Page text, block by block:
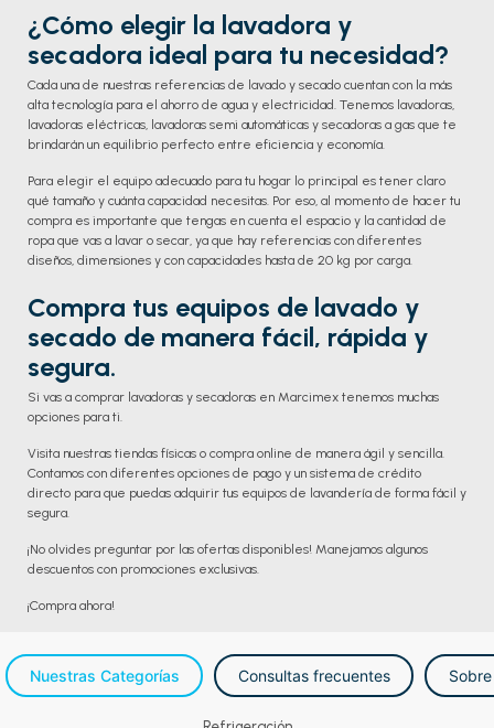
¿Cómo elegir la lavadora y
secadora ideal para tu necesidad?
Cada una de nuestras referencias de lavado y secado cuentan con la más
alta tecnología para el ahorro de agua y electricidad. Tenemos lavadoras,
lavadoras eléctricas, lavadoras semi automáticas y secadoras a gas que te
brindarán un equilibrio perfecto entre eficiencia y economía.
Para elegir el equipo adecuado para tu hogar lo principal es tener claro
qué tamaño y cuánta capacidad necesitas. Por eso, al momento de hacer tu
compra es importante que tengas en cuenta el espacio y la cantidad de
ropa que vas a lavar o secar, ya que hay referencias con diferentes
diseños, dimensiones y con capacidades hasta de 20 kg por carga.
Compra tus equipos de lavado y
secado de manera fácil, rápida y
segura.
Si vas a comprar lavadoras y secadoras en Marcimex tenemos muchas
opciones para ti.
Visita nuestras tiendas físicas o compra online de manera ágil y sencilla.
Contamos con diferentes opciones de pago y un sistema de crédito
directo para que puedas adquirir tus equipos de lavandería de forma fácil y
segura.
¡No olvides preguntar por las ofertas disponibles! Manejamos algunos
descuentos con promociones exclusivas.
¡Compra ahora!
Nuestras Categorías Consultas frecuentes